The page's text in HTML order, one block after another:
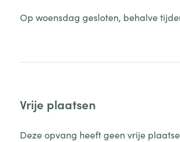
Op woensdag gesloten, behalve
Vrije plaatsen
Deze opvang heeft geen vrije